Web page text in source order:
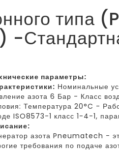
типа
параметры:
Номинальные
азота 6 Бар - Класс
Температура 20°C -
ISO8573-1 класс 1-4-1,
азота Pneumatech -
требования по подаче